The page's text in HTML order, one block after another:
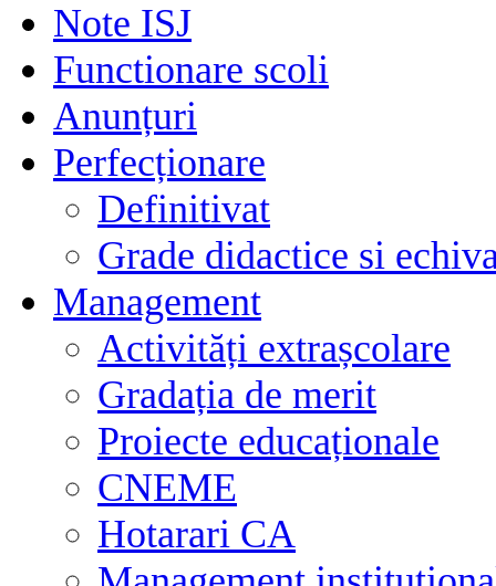
Note ISJ
Functionare scoli
Anunțuri
Perfecționare
Definitivat
Grade didactice si
Management
Activități extrașcolare
Gradația de merit
Proiecte educaționale
CNEME
Hotarari CA